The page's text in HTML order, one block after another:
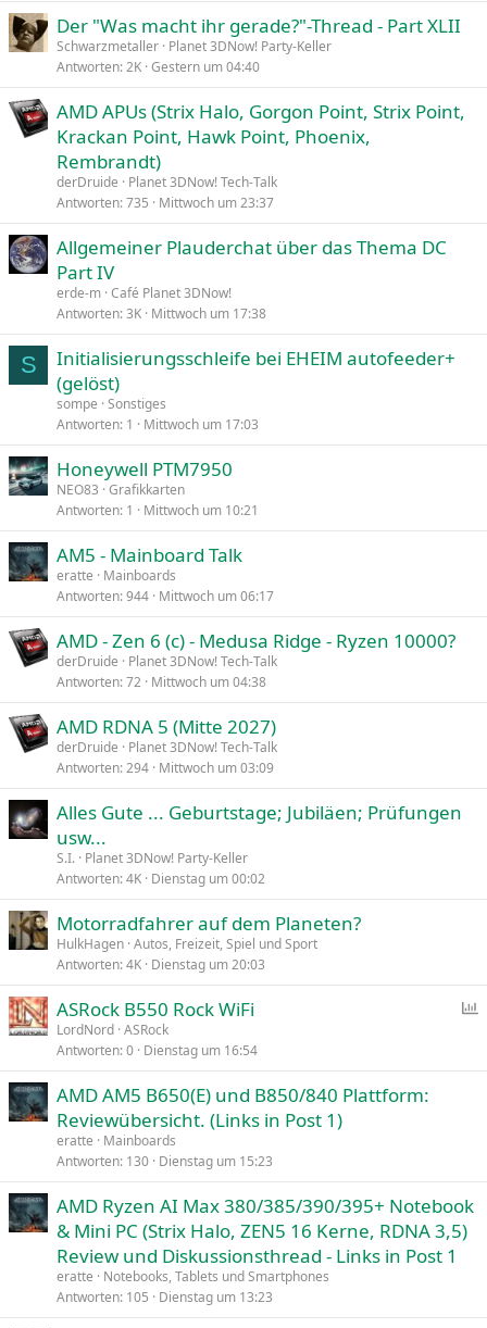
Der "Was macht ihr gerade?"-Thread - Part XLII
Schwarzmetaller Planet 3DNow! Party-Keller
Antworten 2K Gestern um 04:40
AMD APUs (Strix Halo, Gorgon Point, Strix Point,
Krackan Point, Hawk Point, Phoenix,
Rembrandt)
derDruide
Planet 3DNow! Tech-Talk
Antworten 735 Mittwoch um 23:37
Allgemeiner Plauderchat über das Thema DC
Part IV
erde-m Café Planet 3DNow!
Antworten 3K Mittwoch um 17:38
S
Initialisierungsschleife bei EHEIM autofeeder+
(gelöst)
sompe Sonstiges
Antworten 1 Mittwoch um 17:03
Honeywell PTM7950
NEO83 Grafikkarten
Antworten 1 Mittwoch um 10:21
AM5 - Mainboard Talk
eratte
Mainboards
Antworten 944 Mittwoch um 06:17
AMD - Zen 6 (c) - Medusa Ridge - Ryzen 10000?
derDruide
Planet 3DNow! Tech-Talk
Antworten 72 Mittwoch um 04:38
AMD RDNA 5 (Mitte 2027)
derDruide
Planet 3DNow! Tech-Talk
Antworten 294 Mittwoch um 03:09
Alles Gute ... Geburtstage; Jubiläen; Prüfungen
usw...
S.I. Planet 3DNow! Party-Keller
Antworten 4K Dienstag um 00:02
Motorradfahrer auf dem Planeten?
HulkHagen Autos, Freizeit, Spiel und Sport
Antworten 4K Dienstag um 20:03
r
ASRock B550 Rock WiFi
LordNord ASRock
Antworten 0 Dienstag um 16:54
AMD AM5 B650(E) und B850/840 Plattform:
Reviewübersicht. (Links in Post 1)
eratte
Mainboards
Antworten 130 Dienstag um 15:23
AMD Ryzen AI Max 380/385/390/395+ Notebook
& Mini PC (Strix Halo, ZEN5 16 Kerne, RDNA 3,5)
Review und Diskussionsthread - Links in Post 1
eratte
Notebooks, Tablets und Smartphones
Antworten 105 Dienstag um 13:23